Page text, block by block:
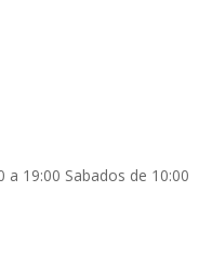
a 19:00 Sabados de 10:00
puedo ayudarte...